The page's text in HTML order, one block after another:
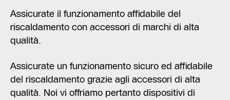
Assicurate il funzionamento affidabile del
riscaldamento con accessori di marchi di alta
qualità.
Assicurate un funzionamento sicuro ed affidabile
del riscaldamento grazie agli accessori di alta
qualità. Noi vi offriamo pertanto dispositivi di